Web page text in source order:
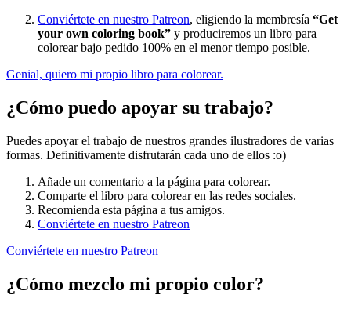
Conviértete en nuestro Patreon, eligiendo la membresía “Get
your own coloring book” y produciremos un libro para
colorear bajo pedido 100% en el menor tiempo posible.
Genial, quiero mi propio libro para colorear.
¿Cómo puedo apoyar su trabajo?
Puedes apoyar el trabajo de nuestros grandes ilustradores de varias
formas. Definitivamente disfrutarán cada uno de ellos :o)
Añade un comentario a la página para colorear.
Comparte el libro para colorear en las redes sociales.
Recomienda esta página a tus amigos.
Conviértete en nuestro Patreon
Conviértete en nuestro Patreon
¿Cómo mezclo mi propio color?